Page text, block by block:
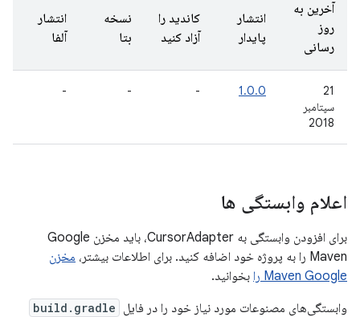
آخرین به
روز
رسانی
انتشار
پایدار
کاندید را
آزاد کنید
نسخه
بتا
انتشار
آلفا
21
سپتامبر
2018
1.0.0
-
-
-
اعلام وابستگی ها
برای افزودن وابستگی به CursorAdapter، باید مخزن Google
Maven را به پروژه خود اضافه کنید. برای اطلاعات بیشتر،
مخزن
Maven Google را
بخوانید.
وابستگی‌های مصنوعات مورد نیاز خود را در فایل build.gradle